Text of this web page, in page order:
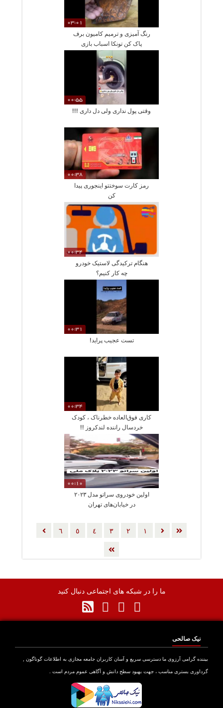
03:01
رنگ آمیزی و ترمیم کامیون برف
پاک کن تونکا اسباب بازی
00:55
وقتی پول نداری ولی دل داری !!!
00:38
رمز کارت سوختتو اینجوری پیدا
کن
00:34
هنگام ترکیدگی لاستیک خودرو
چه کار کنیم؟
00:31
تست عجیب پراید!
00:34
کاری فوق‌العاده خطرناک ، کودک
خردسال راننده لندکروز !!
00:10
اولین خودروی سراتو مدل ۲۰۲۳
در خیابان‌های تهران
١ ٢ ٣ ٤ ٥ ٦
ما را در شبکه های اجتماعی دنبال کنید
نیک صالحی
بیننده گرامی آرزوی ما دسترسی سریع و آسان کاربران جامعه مجازی به اطلاعات گوناگون ,
گرداوری بستری مناسب ، جهت بهبود سطح دانش و آگاهی عموم مردم است .